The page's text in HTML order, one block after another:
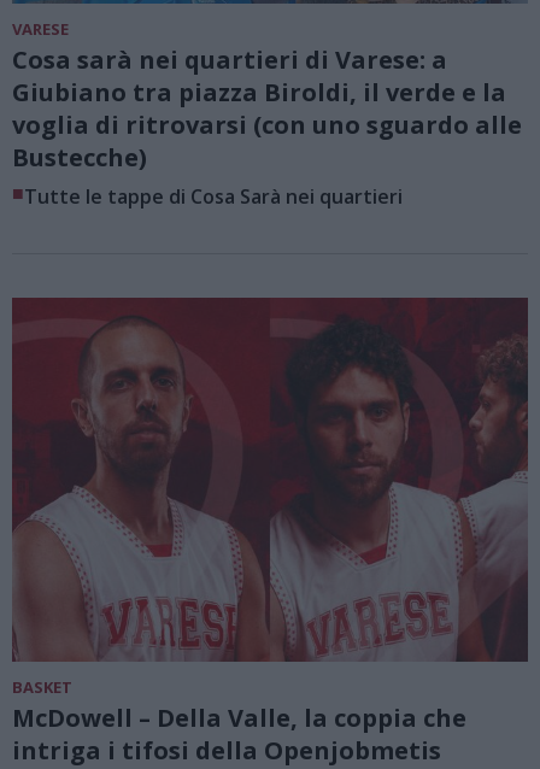
VARESE
Cosa sarà nei quartieri di Varese: a
Giubiano tra piazza Biroldi, il verde e la
voglia di ritrovarsi (con uno sguardo alle
Bustecche)
■Tutte le tappe di Cosa Sarà nei quartieri
BASKET
McDowell – Della Valle, la coppia che
intriga i tifosi della Openjobmetis